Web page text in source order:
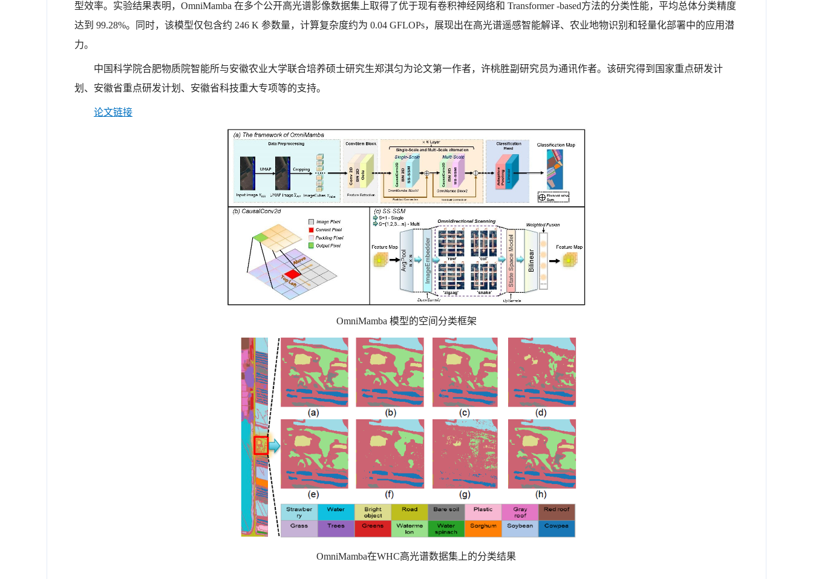
型效率。实验结果表明，OmniMamba 在多个公开高光谱影像数据集上取得了优于现有卷积神经网络和 Transformer -based方法的分类性能，平均总体分类精度
达到 99.28%。同时，该模型仅包含约 246 K 参数量，计算复杂度约为 0.04 GFLOPs，展现出在高光谱遥感智能解译、农业地物识别和轻量化部署中的应用潜
力。
中国科学院合肥物质院智能所与安徽农业大学联合培养硕士研究生郑淇匀为论文第一作者，许桃胜副研究员为通讯作者。该研究得到国家重点研发计
划、安徽省重点研发计划、安徽省科技重大专项等的支持。
论文链接
OmniMamba 模型的空间分类框架
OmniMamba在WHC高光谱数据集上的分类结果